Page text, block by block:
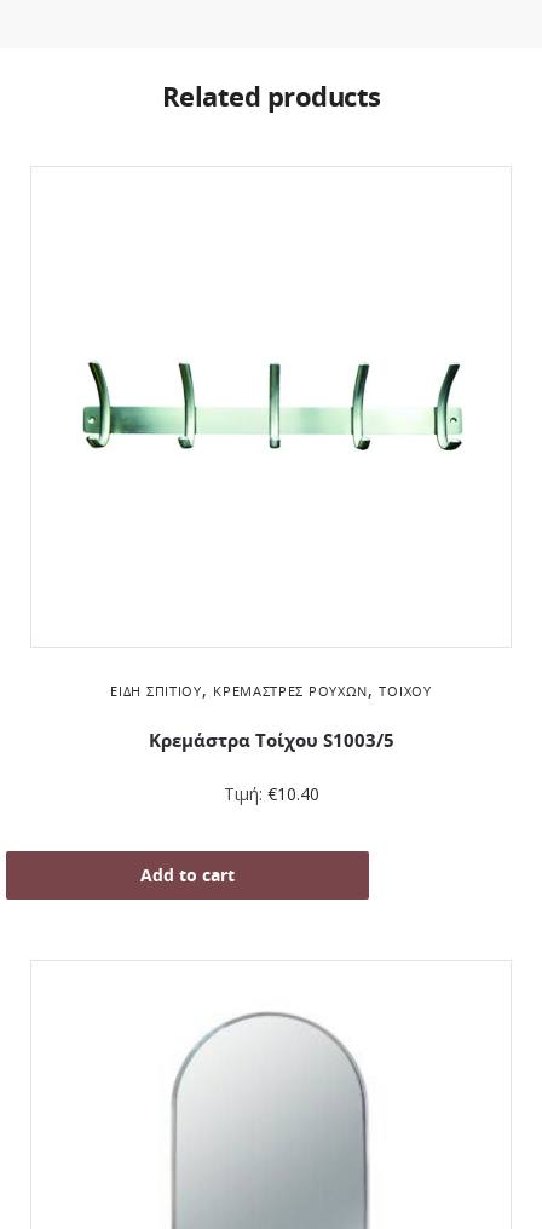
Related products
ΕΊΔΗ ΣΠΙΤΙΟΎ, ΚΡΕΜΆΣΤΡΕΣ ΡΟΎΧΩΝ,ΤΟΊΧΟΥ
Κρεμάστρα Τοίχου S1003/5
Τιμή: €10.40
Add to cart